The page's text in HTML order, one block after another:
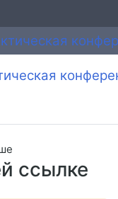
ссылке